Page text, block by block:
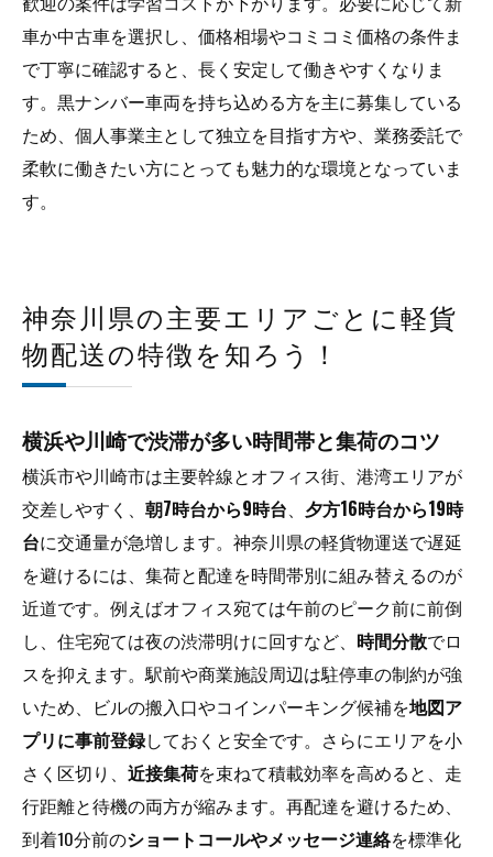
車か中古車を選択し、価格相場やコミコミ価格の条件ま
で丁寧に確認すると、長く安定して働きやすくなりま
す。黒ナンバー車両を持ち込める方を主に募集している
ため、個人事業主として独立を目指す方や、業務委託で
柔軟に働きたい方にとっても魅力的な環境となっていま
す。
神奈川県の主要エリアごとに軽貨
物配送の特徴を知ろう！
横浜や川崎で渋滞が多い時間帯と集荷のコツ
横浜市や川崎市は主要幹線とオフィス街、港湾エリアが
交差しやすく、 朝7時台から9時台、 夕方16時台から19時
台に交通量が急増します。神奈川県の軽貨物運送で遅延
を避けるには、集荷と配達を時間帯別に組み替えるのが
近道です。例えばオフィス宛ては午前のピーク前に前倒
し、住宅宛ては夜の渋滞明けに回すなど、 時間分散でロ
スを抑えます。駅前や商業施設周辺は駐停車の制約が強
いため、ビルの搬入口やコインパーキング候補を地図ア
プリに事前登録しておくと安全です。さらにエリアを小
さく区切り、 近接集荷を束ねて積載効率を高めると、走
行距離と待機の両方が縮みます。再配達を避けるため、
到着10分前のショートコールやメッセージ連絡を標準化